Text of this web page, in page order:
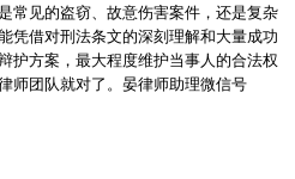
常见的盗窃、故意伤害案件，还是复杂
凭借对刑法条文的深刻理解和大量成功
护方案，最大程度维护当事人的合法权
师团队就对了。晏律师助理微信号